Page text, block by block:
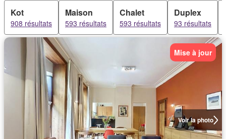
Kot
908 résultats
Maison
593 résultats
Chalet
593 résultats
Duplex
93 résultats
Voir la photo
Mise à jour